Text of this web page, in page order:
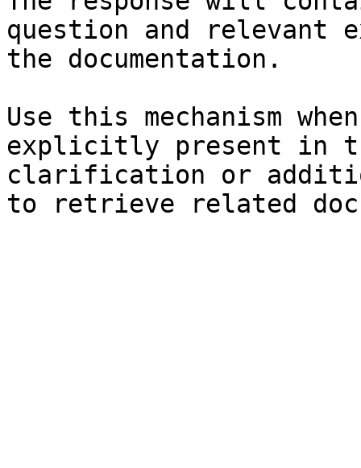
question and relevant
the documentation.
Use this mechanism
explicitly present in
clarification or